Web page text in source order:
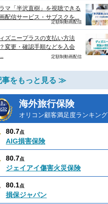
マ「半沢直樹」を視聴できる
配信サービス・サブスクを...
定額制動画配信
ズニープラスの支払い方法
変更・確認手順などを入会
定額制動画配信
事をもっと見る ≫
海外旅行保険
オリコン顧客満足度ランキング
80.7点
AIG損害保険
80.7点
ジェイアイ傷害火災保険
80.1点
損保ジャパン